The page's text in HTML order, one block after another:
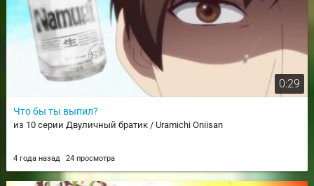
0:29
Что бы ты выпил?
из 10 серии Двуличный братик / Uramichi Oniisan
4 года назад 24 просмотра